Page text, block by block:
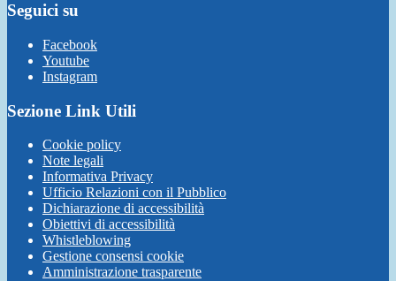
Seguici su
Facebook
Youtube
Instagram
Sezione Link Utili
Cookie policy
Note legali
Informativa Privacy
Ufficio Relazioni con il Pubblico
Dichiarazione di accessibilità
Obiettivi di accessibilità
Whistleblowing
Gestione consensi cookie
Amministrazione trasparente